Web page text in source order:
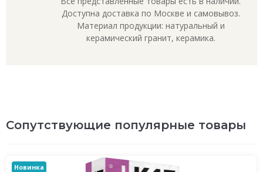
Доступна доставка по Москве и самовывоз.
Материал продукции: натуральный и
керамический гранит, керамика.
Сопутствующие популярные товары
Новинка